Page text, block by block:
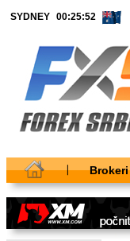
SYDNEY
Brokeri